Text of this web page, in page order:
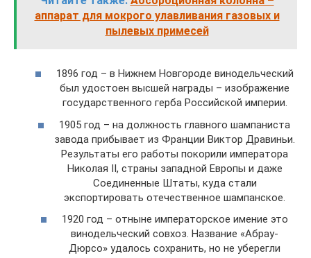
аппарат для мокрого улавливания газовых и
пылевых примесей
1896 год – в Нижнем Новгороде винодельческий
был удостоен высшей награды – изображение
государственного герба Российской империи.
1905 год – на должность главного шампаниста
завода прибывает из Франции Виктор Дравиньи.
Результаты его работы покорили императора
Николая II, страны западной Европы и даже
Соединенные Штаты, куда стали
экспортировать отечественное шампанское.
1920 год – отныне императорское имение это
винодельческий совхоз. Название «Абрау-
Дюрсо» удалось сохранить, но не уберегли